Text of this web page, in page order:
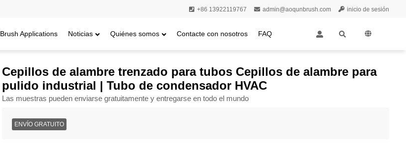
+86 13922119767 admin@aoqunbrush.com inicio de sesión
Brush Applications Noticias Quiénes somos Contacte con nosotros
FAQ
Cepillos de alambre trenzado para tubos Cepillos de alambre para
pulido industrial | Tubo de condensador HVAC
Las muestras pueden enviarse gratuitamente y entregarse en todo el mundo
ENVÍO GRATUITO